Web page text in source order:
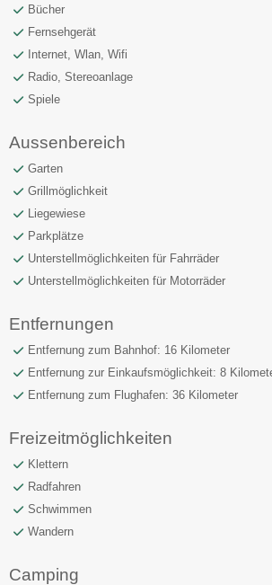
Bücher
Fernsehgerät
Internet, Wlan, Wifi
Radio, Stereoanlage
Spiele
Aussenbereich
Garten
Grillmöglichkeit
Liegewiese
Parkplätze
Unterstellmöglichkeiten für Fahrräder
Unterstellmöglichkeiten für Motorräder
Entfernungen
Entfernung zum Bahnhof: 16 Kilometer
Entfernung zur Einkaufsmöglichkeit: 8
Entfernung zum Flughafen: 36 Kilometer
Freizeitmöglichkeiten
Klettern
Radfahren
Schwimmen
Wandern
Camping